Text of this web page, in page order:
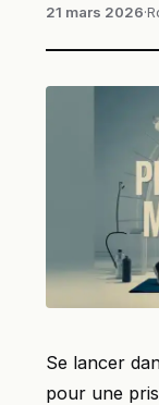
21 mars 2026·
Se lancer
pour une